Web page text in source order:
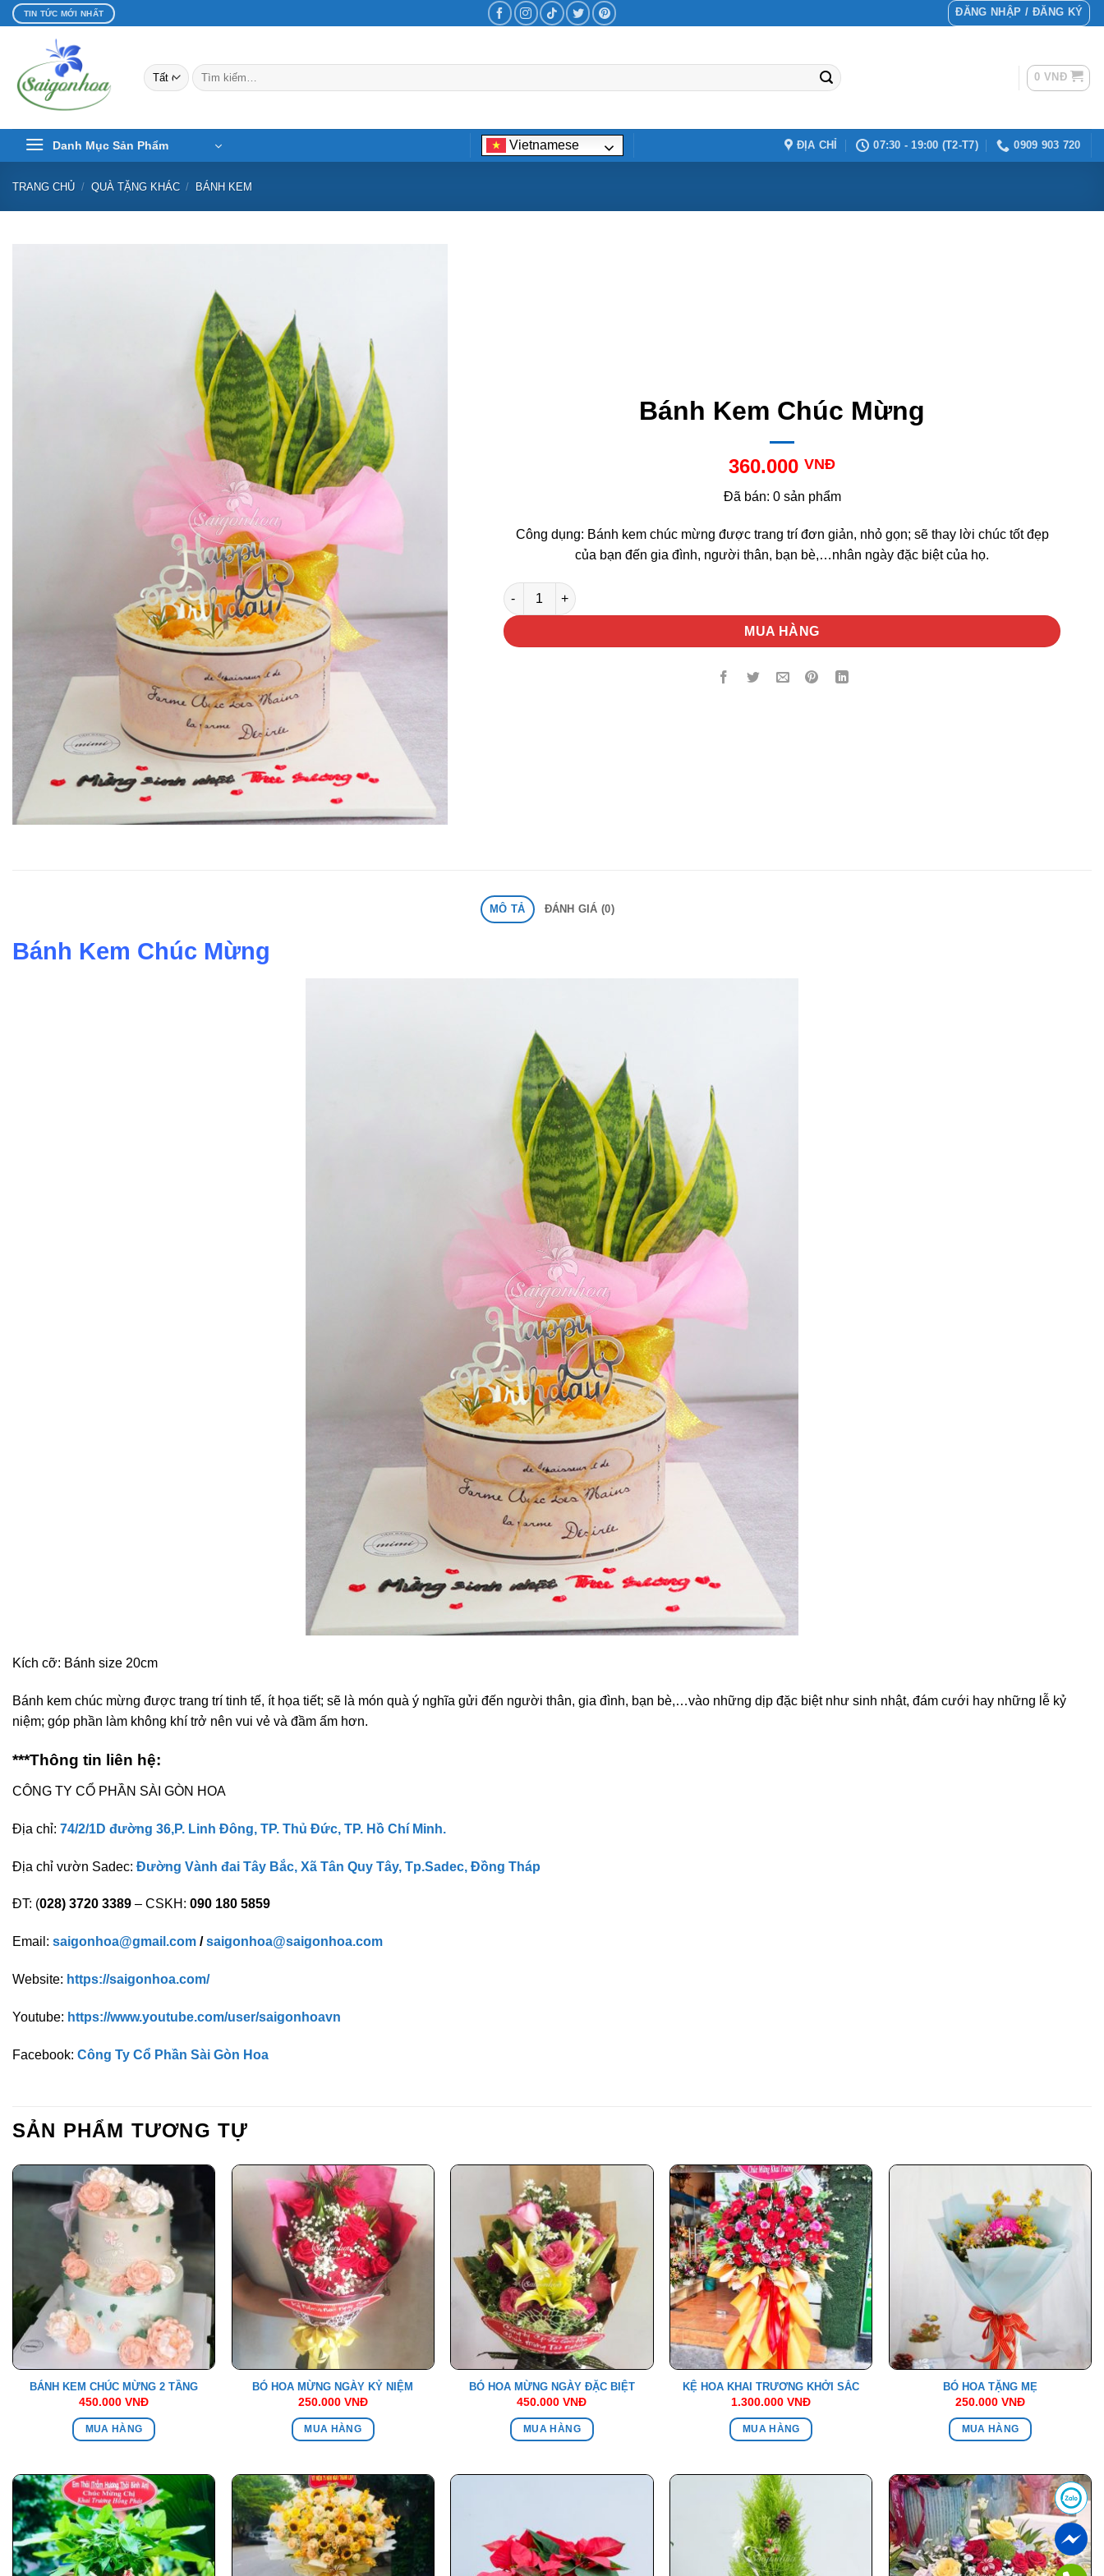
Bỏ
qua
dung
TIN TỨC MỚI NHẤT ĐĂNG NHẬP / ĐĂNG KÝ
Tìm
kiếm:
0 VNĐ
Danh Mục Sản Phẩm Vietnamese ĐỊA CHỈ 07:30 - 19:00 (T2-T7) 0909 903 720
TRANG CHỦ / QUÀ TẶNG KHÁC / BÁNH KEM
Bánh Kem Chúc Mừng
360.000 VNĐ
Đã bán: 0 sản phẩm
Công dụng: Bánh kem chúc mừng được trang trí đơn giản, nhỏ gọn; sẽ thay lời chúc tốt đẹp
của bạn đến gia đình, người thân, bạn bè,…nhân ngày đặc biệt của họ.
Bánh Kem Chúc Mừng số lượng
MUA HÀNG
MÔ TẢ ĐÁNH GIÁ (0)
Bánh Kem Chúc Mừng
Kích cỡ: Bánh size 20cm
Bánh kem chúc mừng được trang trí tinh tế, ít họa tiết; sẽ là món quà ý nghĩa gửi đến người thân, gia đình, bạn bè,…vào những dịp đặc biệt như sinh nhật, đám cưới hay những lễ kỷ
niệm; góp phần làm không khí trở nên vui vẻ và đầm ấm hơn.
***Thông tin liên hệ:
CÔNG TY CỔ PHẦN SÀI GÒN HOA
Địa chỉ: 74/2/1D đường 36,P. Linh Đông, TP. Thủ Đức, TP. Hồ Chí Minh.
Địa chỉ vườn Sadec: Đường Vành đai Tây Bắc, Xã Tân Quy Tây, Tp.Sadec, Đồng Tháp
ĐT: (028) 3720 3389 – CSKH: 090 180 5859
Email: saigonhoa@gmail.com /saigonhoa@saigonhoa.com
Website: https://saigonhoa.com/
Youtube: https://www.youtube.com/user/saigonhoavn
Facebook: Công Ty Cổ Phần Sài Gòn Hoa
SẢN PHẨM TƯƠNG TỰ
BÁNH KEM CHÚC MỪNG 2 TẦNG
450.000 VNĐ
MUA HÀNG
BÓ HOA MỪNG NGÀY KỶ NIỆM
250.000 VNĐ
MUA HÀNG
BÓ HOA MỪNG NGÀY ĐẶC BIỆT
450.000VNĐ
MUA HÀNG
KỆ HOA KHAI TRƯƠNG KHỞI SẮC
1.300.000VNĐ
MUA HÀNG
BÓ HOA TẶNG MẸ
250.000VNĐ
MUA HÀNG